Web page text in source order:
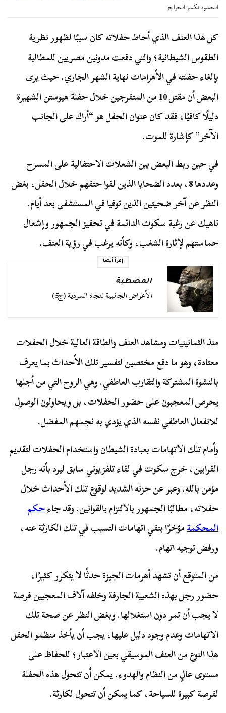
الحشود تكسر الحواجز
كل هذا العنف الذي أحاط حفلاته كان سببًا لظهور نظرية
الطقوس الشيطانية؛ والتي دفعت مدونين مصريين للمطالبة
بإلغاء حفلته في الأهرامات نهاية الشهر الجاري. حيث يرى
البعض أن مقتل 10 من المتفرجين خلال حفلة هيوستن الشهيرة
دليلًا كافيًا، فقد كان عنوان الحفل هو “أراك على الجانب
الآخر” كإشارة للموت.
في حين ربط البعض بين الشعلات الاحتفالية على المسرح
وعددها 8، بعدد الضحايا الذين لقوا حتفهم خلال الحفل، بغض
النظر عن آخر ضحيتين الذين توفيا في المستشفى بعد أيام.
ناهيك عن رغبة سكوت الدائمة في تحفيز الجمهور وإشعال
حماستهم لإثارة الشغب، وكأنه يرغب في رؤية العنف.
إقرأ أيضا
المصطبة
الأعراض الجانبية لنجاة السردية (ج5)
منذ الثمانينيات ومشاهد العنف والطاقة العالية خلال الحفلات
معتادة، وهو ما دفع مختصين لتفسير تلك الأحداث بما يعرف
بالنشوة المشتركة والتقارب العاطفي. وهي الروح التي من أجلها
يحرص المعجبون على حضور الحفلات، بل ويحاولون الوصول
للانفعال العاطفي نفسه الذي يؤدي به نجمهم المفضل.
وأمام تلك الاتهامات بعبادة الشيطان واستخدام الحفلات لتقديم
القرابين، خرج سكوت في لقاء تلفزيوني سابق ليرد بأنه رجل
مؤمن بالله. وعبر عن حزنه الشديد لوقوع تلك الأحداث خلال
حفلاته، مطالبًا الجمهور بالالتزام بالقوانين. وقد جاءحكم
المحكمةمؤخرًا بنفي اتهامات التسبب في تلك الكارثة عنه،
ورفض توجيه اتهام.
من المتوقع أن تشهد أهرمات الجيزة حدثًا لا يتكرر كثيرًا،
حضور رجل بهذه الشعبية الجارفة وخلفه آلاف المعجبين فرصة
لا يجب أن تمر دون استغلالها. وبغض النظر عن صحة تلك
الاتهامات وعدم وجود دليل عليها، يجب أن يأخذ منظمو الحفل
هذا النوع من العنف الموسيقي بعين الاعتبار؛ للحفاظ على
مستوى عالٍ من النظام والهدوء. يمكن أن تتحول هذه الحفلة
لفرصة كبيرة للسياحة، كما يمكن أن تتحول لكارثة.